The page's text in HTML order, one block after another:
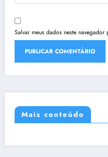
Salvar meus dados neste
Mais conteúdo